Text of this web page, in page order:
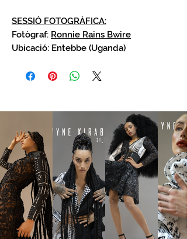
SESSIÓ FOTOGRÀFICA:
Fotògraf: Ronnie Rains Bwire
Ubicació: Entebbe (Uganda)